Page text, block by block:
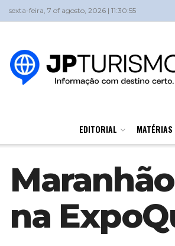
sexta-feira, 7 of agosto, 2026 | 11:30:55
EDITORIAL MATÉRIAS
na